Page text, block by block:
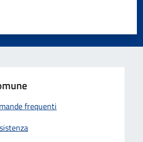
5 stelle su 5
su 5
su 5
5
frequenti